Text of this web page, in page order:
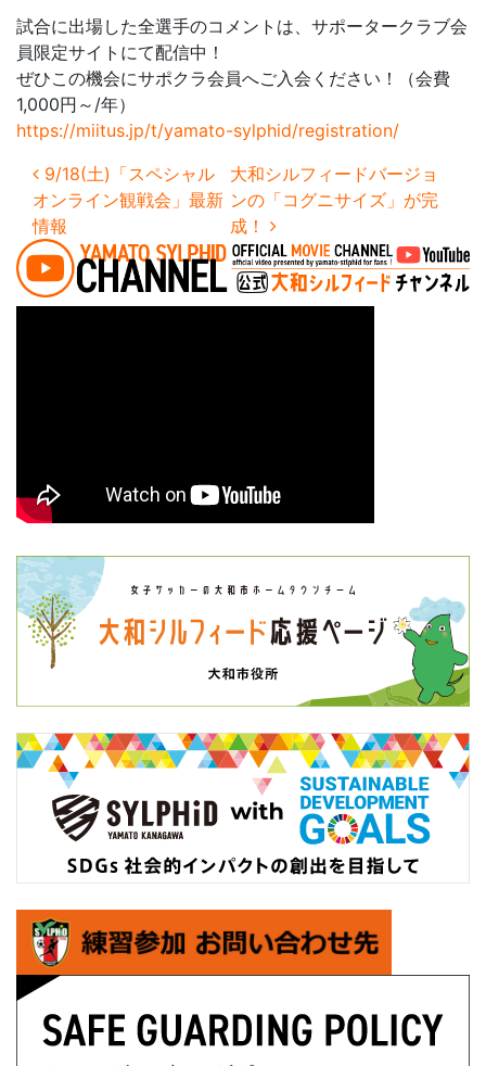
試合に出場した全選手のコメントは、サポータークラブ会
員限定サイトにて配信中！
ぜひこの機会にサポクラ会員へご入会ください！（会費
1,000円～/年）
https://miitus.jp/t/yamato-sylphid/registration/
投稿ナビゲーション
9/18(土)「スペシャル
オンライン観戦会」最新
情報
大和シルフィードバージョ
ンの「コグニサイズ」が完
成！